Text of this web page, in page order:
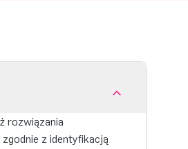
rozwiązania
z identyfikacją